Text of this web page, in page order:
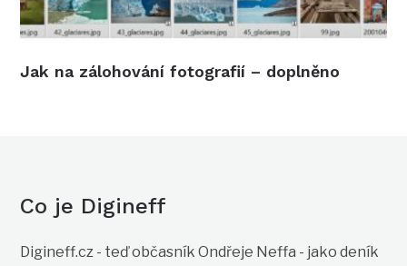
Jak na zálohování fotografií – doplněno
Co je Digineff
Digineff.cz - teď občasník Ondřeje Neffa - jako deník